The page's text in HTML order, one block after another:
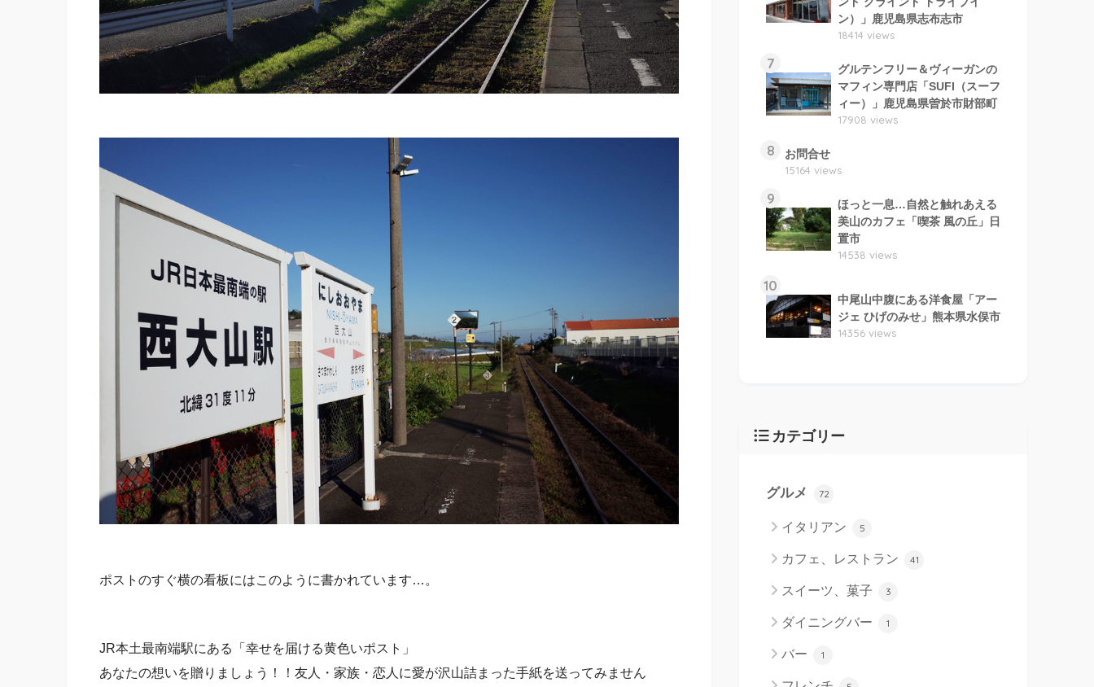
ポストのすぐ横の看板にはこのように書かれています…。
JR本土最南端駅にある「幸せを届ける黄色いポスト」
あなたの想いを贈りましょう！！友人・家族・恋人に愛が沢山詰まった手紙を送ってみません
ン）」鹿児島県志布志市
18414 views
7
グルテンフリー＆ヴィーガンの
マフィン専門店「SUFI（スーフ
ィー）」鹿児島県曽於市財部町
17908 views
8
お問合せ
15164 views
9
ほっと一息…自然と触れあえる
美山のカフェ「喫茶 風の丘」日
置市
14538 views
10
中尾山中腹にある洋食屋「アー
ジェ ひげのみせ」熊本県水俣市
14356 views
カテゴリー
グルメ 72
イタリアン 5
カフェ、レストラン 41
スイーツ、菓子 3
ダイニングバー 1
バー 1